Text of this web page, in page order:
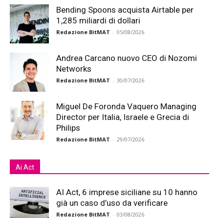
Bending Spoons acquista Airtable per
1,285 miliardi di dollari
Redazione BitMAT - 05/08/2026
Andrea Carcano nuovo CEO di Nozomi
Networks
Redazione BitMAT - 30/07/2026
Miguel De Foronda Vaquero Managing
Director per Italia, Israele e Grecia di
Philips
Redazione BitMAT - 29/07/2026
Ai Act
AI Act, 6 imprese siciliane su 10 hanno
già un caso d’uso da verificare
Redazione BitMAT - 03/08/2026